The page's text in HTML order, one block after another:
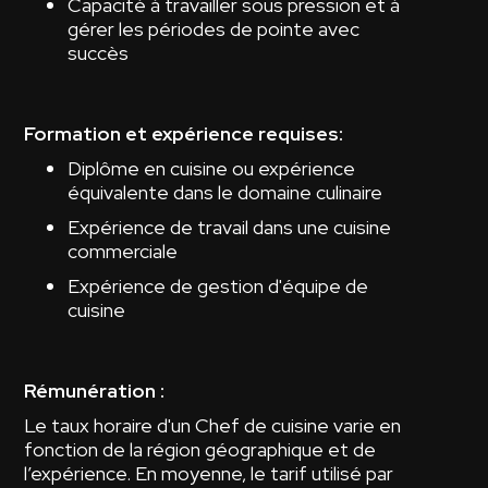
gérer les périodes de pointe avec
succès
Formation et expérience requises:
Diplôme en cuisine ou expérience
équivalente dans le domaine culinaire
Expérience de travail dans une cuisine
commerciale
Expérience de gestion d'équipe de
cuisine
Rémunération :
Le taux horaire d'un Chef de cuisine varie en
fonction de la région géographique et de
l’expérience. En moyenne, le tarif utilisé par